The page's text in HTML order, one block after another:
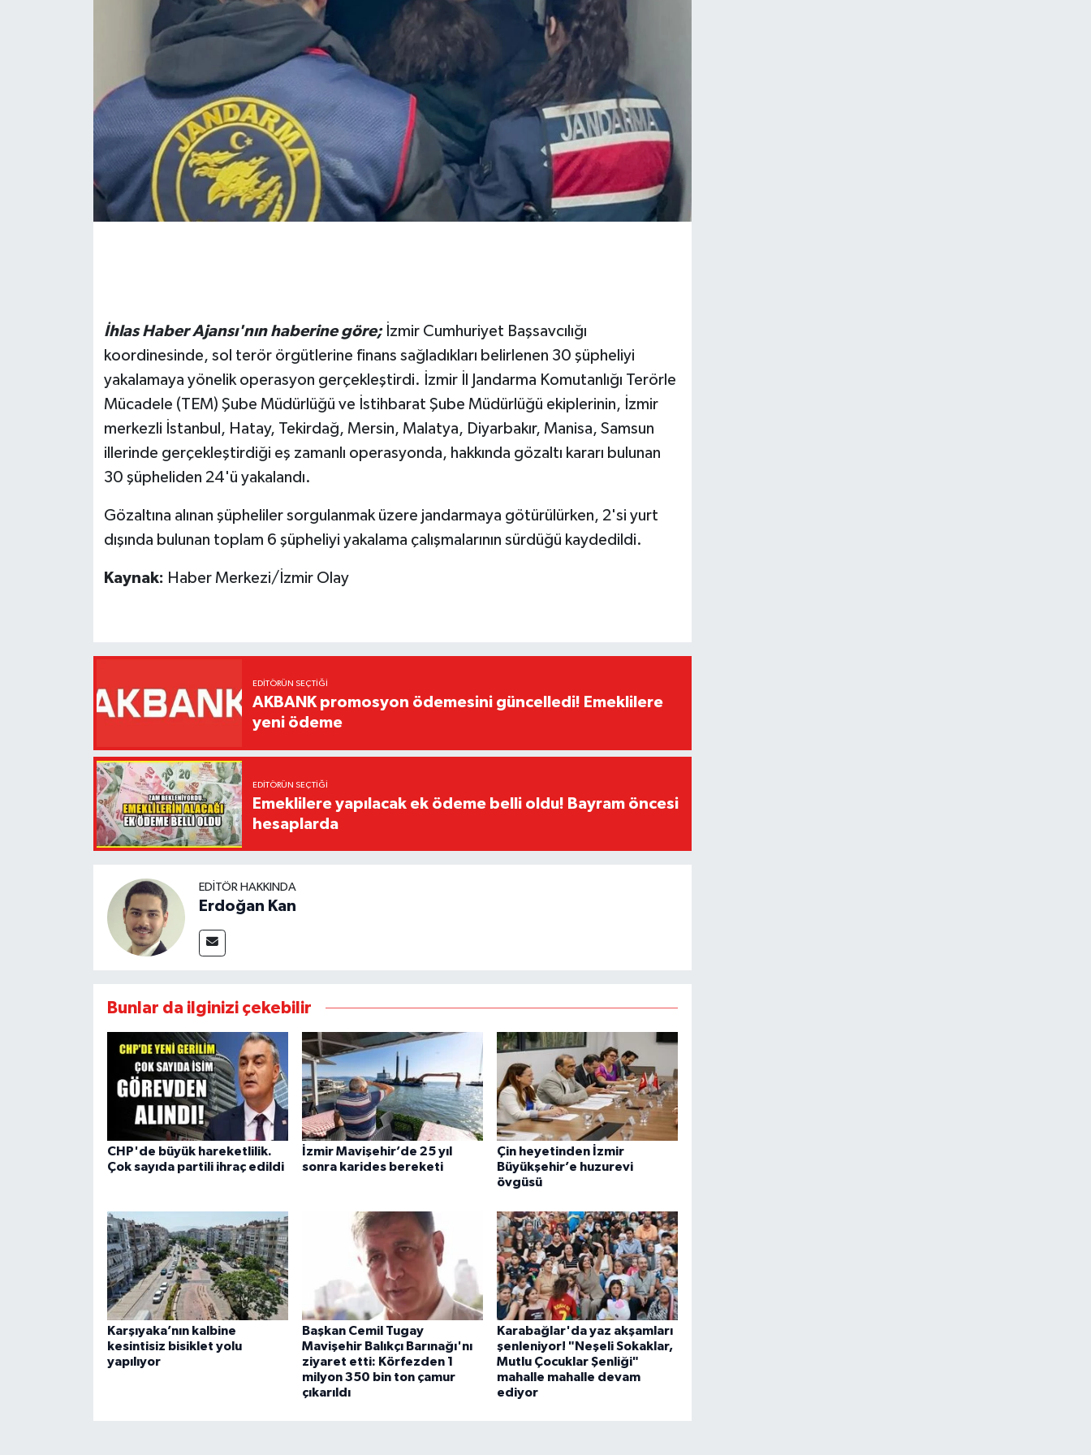
İhlas Haber Ajansı'nın haberine göre; İzmir Cumhuriyet Başsavcılığı
koordinesinde, sol terör örgütlerine finans sağladıkları belirlenen 30 şüpheliyi
yakalamaya yönelik operasyon gerçekleştirdi. İzmir İl Jandarma Komutanlığı Terörle
Mücadele (TEM) Şube Müdürlüğü ve İstihbarat Şube Müdürlüğü ekiplerinin, İzmir
merkezli İstanbul, Hatay, Tekirdağ, Mersin, Malatya, Diyarbakır, Manisa, Samsun
illerinde gerçekleştirdiği eş zamanlı operasyonda, hakkında gözaltı kararı bulunan
30 şüpheliden 24'ü yakalandı.
Gözaltına alınan şüpheliler sorgulanmak üzere jandarmaya götürülürken, 2'si yurt
dışında bulunan toplam 6 şüpheliyi yakalama çalışmalarının sürdüğü kaydedildi.
Kaynak: Haber Merkezi/İzmir Olay
EDITÖRÜN SEÇTIĞI
AKBANK promosyon ödemesini güncelledi! Emeklilere
yeni ödeme
EDITÖRÜN SEÇTIĞI
Emeklilere yapılacak ek ödeme belli oldu! Bayram öncesi
hesaplarda
EDITÖR HAKKINDA
Erdoğan Kan
Bunlar da ilginizi çekebilir
CHP'de büyük hareketlilik.
Çok sayıda partili ihraç edildi
İzmir Mavişehir’de 25 yıl
sonra karides bereketi
Çin heyetinden İzmir
Büyükşehir’e huzurevi
övgüsü
Karşıyaka’nın kalbine
kesintisiz bisiklet yolu
yapılıyor
Başkan Cemil Tugay
Mavişehir Balıkçı Barınağı'nı
ziyaret etti: Körfezden 1
milyon 350 bin ton çamur
çıkarıldı
Karabağlar'da yaz akşamları
şenleniyor! "Neşeli Sokaklar,
Mutlu Çocuklar Şenliği"
mahalle mahalle devam
ediyor